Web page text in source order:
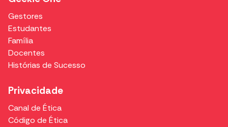
Gestores
Estudantes
Família
Docentes
Histórias de Sucesso
Privacidade
Canal de Ética
Código de Ética